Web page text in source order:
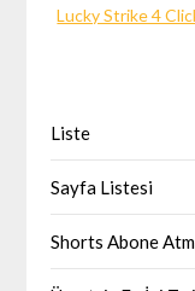
Lucky Strike 4
Liste
Sayfa Listesi
Shorts Abone